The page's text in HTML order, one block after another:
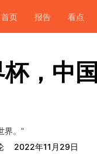
首页 报告 看点
，中
界。”
2022年11月29日